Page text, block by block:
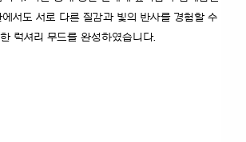
서도 서로 다른 질감과 빛의 반사를 경험할 수
럭셔리 무드를 완성하였습니다.